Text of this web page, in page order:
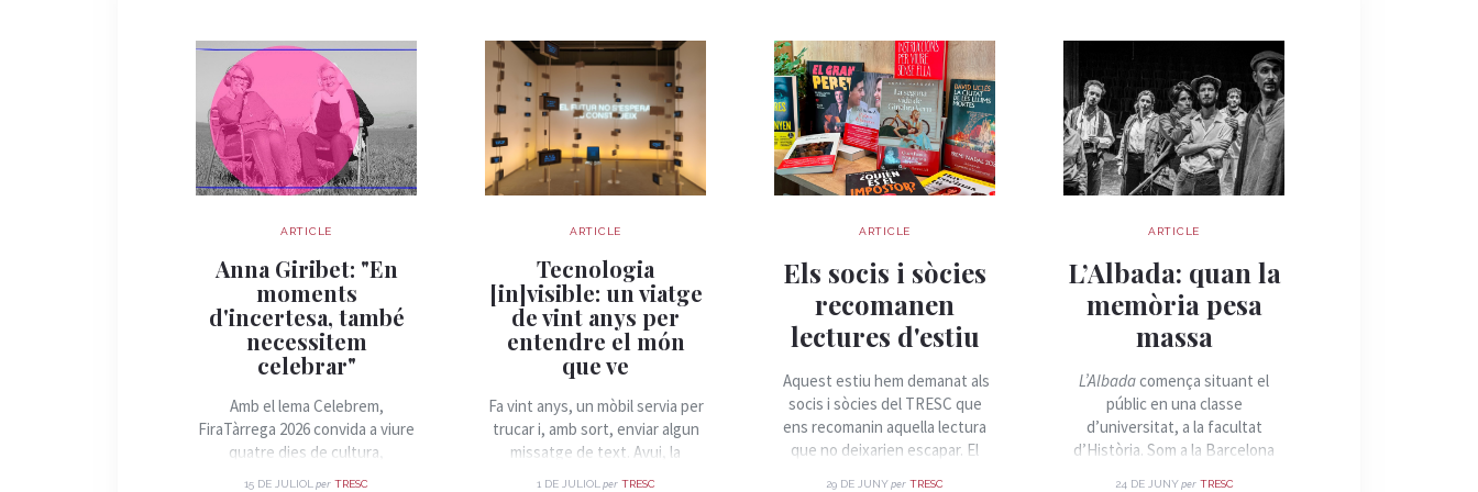
ARTICLE
Anna Giribet: "En
moments
d'incertesa, també
necessitem
celebrar"
Amb el lema Celebrem,
FiraTàrrega 2026 convida a viure
quatre dies de cultura,
15 DE JULIOL per TRESC
ARTICLE
Tecnologia
[in]visible: un viatge
de vint anys per
entendre el món
que ve
Fa vint anys, un mòbil servia per
trucar i, amb sort, enviar algun
missatge de text. Avui, la
1 DE JULIOL per TRESC
ARTICLE
Els socis i sòcies
recomanen
lectures d'estiu
Aquest estiu hem demanat als
socis i sòcies del TRESC que
ens recomanin aquella lectura
que no deixarien escapar. El
29 DE JUNYper TRESC
ARTICLE
L’Albada: quan la
memòria pesa
massa
L’Albadacomença situant el
públic en una classe
d’universitat, a la facultat
d’Història. Som a la Barcelona
24 DE JUNYper TRESC